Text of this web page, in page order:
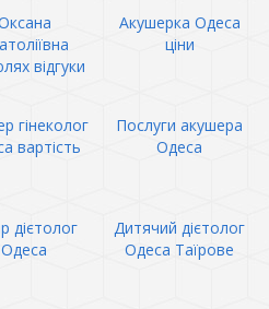
відгуки
Акушерка Одеса
ціни
гінеколог
вартість
Послуги акушера
Одеса
дієтолог
Одеса
Дитячий дієтолог
Одеса Таїрове